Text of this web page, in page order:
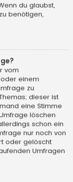
du glaubst,
benötigen,
vom
einem
zu
dieser ist
eine Stimme
löschen
schon ein
nur noch von
oder gelöscht
Umfragen